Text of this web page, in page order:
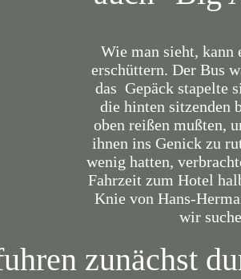
Wie man sieht, kann
erschüttern. Der Bus
das Gepäck stapelte
die hinten sitzenden
oben reißen mußten,
ihnen ins Genick zu
wenig hatten,
Fahrzeit zum Hotel
Knie von Hans-
wir
zunächst